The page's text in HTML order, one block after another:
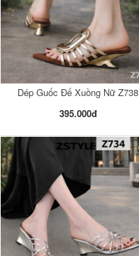
Dép Guốc Đế Xuồng Nữ Z738
395.000đ